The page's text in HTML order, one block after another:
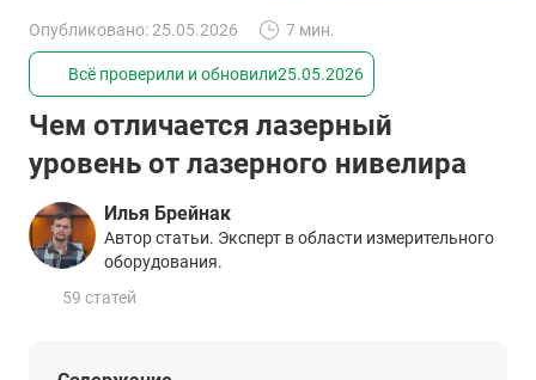
Опубликовано: 25.05.2026 7 мин.
Всё проверили и обновили25.05.2026
Чем отличается лазерный
уровень от лазерного нивелира
Илья Брейнак
Автор статьи. Эксперт в области измерительного
оборудования.
59 статей